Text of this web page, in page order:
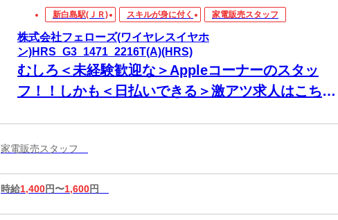
新白島駅(ＪＲ) スキルが身に付く 家電販売スタッフ
株式会社フェローズ(ワイヤレスイヤホ
ン)HRS_G3_1471_2216T(A)(HRS)
むしろ＜未経験歓迎な＞Appleコーナーのスタッ
フ！！しかも＜日払いできる＞激アツ求人はこち
家電販売スタッフ
時給1,400円〜1,600円